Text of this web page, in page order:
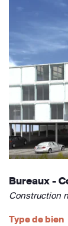
Bureaux -
Construction
Type de bien